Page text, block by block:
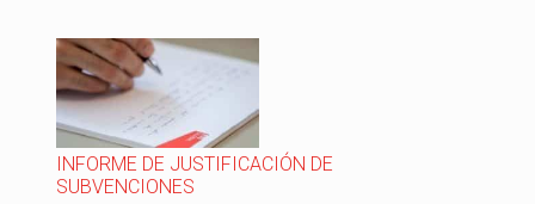
INFORME DE JUSTIFICACIÓN DE
SUBVENCIONES